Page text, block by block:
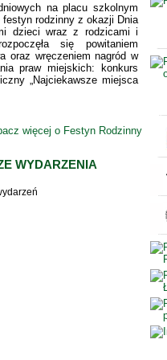
na placu szkolnym
festyn rodzinny z okazji Dnia
dzieci wraz z rodzicami i
się powitaniem
oraz wręczeniem nagród w
praw miejskich: konkurs
„Najciekawsze miejsca
więcej o Festyn Rodzinny
WYDARZENIA